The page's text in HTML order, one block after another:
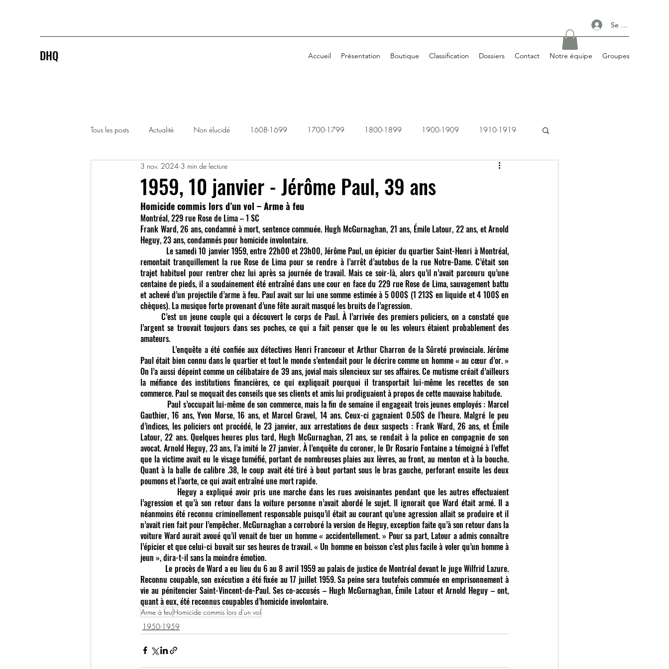
Se connecter
DHQ Accueil Présentation Boutique Classification Dossiers Contact Notre équipe Groupes
Tous les posts Actualité Non élucidé 1608-1699 1700-1799 1800-1899 1900-1909 1910-1919
1920-1929 1930-1939 1940-1949
1990-1999 2000-2009 2010-2019 2020-2029
1959, 10 janvier - Jérôme Paul, 39 ans
3 nov. 2024 3 min de lecture
Homicide commis lors d’un vol – Arme à feu
Montréal, 229 rue Rose de Lima – 1 SC
Frank Ward, 26 ans, condamné à mort, sentence commuée. Hugh McGurnaghan, 21 ans, Émile Latour, 22 ans, et Arnold
Heguy, 23 ans, condamnés pour homicide involontaire.
Le samedi 10 janvier 1959, entre 22h00 et 23h00, Jérôme Paul, un épicier du quartier Saint-Henri à Montréal,
remontait tranquillement la rue Rose de Lima pour se rendre à l’arrêt d’autobus de la rue Notre-Dame. C’était son
trajet habituel pour rentrer chez lui après sa journée de travail. Mais ce soir-là, alors qu’il n’avait parcouru qu’une
centaine de pieds, il a soudainement été entraîné dans une cour en face du 229 rue Rose de Lima, sauvagement battu
et achevé d’un projectile d’arme à feu. Paul avait sur lui une somme estimée à 5 000$ (1 213$ en liquide et 4 100$ en
chèques). La musique forte provenant d’une fête aurait masqué les bruits de l’agression.
l’argent se trouvait toujours dans ses poches, ce qui a fait penser que le ou les voleurs étaient probablement des
amateurs.
L’enquête a été confiée aux détectives Henri Francoeur et Arthur Charron de la Sûreté provinciale. Jérôme
Paul était bien connu dans le quartier et tout le monde s’entendait pour le décrire comme un homme « au cœur d’or. »
On l’a aussi dépeint comme un célibataire de 39 ans, jovial mais silencieux sur ses affaires. Ce mutisme créait d’ailleurs
la méfiance des institutions financières, ce qui expliquait pourquoi il transportait lui-même les recettes de son
commerce. Paul se moquait des conseils que ses clients et amis lui prodiguaient à propos de cette mauvaise habitude.
Paul s’occupait lui-même de son commerce, mais la fin de semaine il engageait trois jeunes employés : Marcel
Gauthier, 16 ans, Yvon Morse, 16 ans, et Marcel Gravel, 14 ans. Ceux-ci gagnaient 0.50$ de l’heure. Malgré le peu
d’indices, les policiers ont procédé, le 23 janvier, aux arrestations de deux suspects : Frank Ward, 26 ans, et Émile
Latour, 22 ans. Quelques heures plus tard, Hugh McGurnaghan, 21 ans, se rendait à la police en compagnie de son
avocat. Arnold Heguy, 23 ans, l’a imité le 27 janvier. À l’enquête du coroner, le Dr Rosario Fontaine a témoigné à l’effet
que la victime avait eu le visage tuméfié, portant de nombreuses plaies aux lèvres, au front, au menton et à la bouche.
Quant à la balle de calibre .38, le coup avait été tiré à bout portant sous le bras gauche, perforant ensuite les deux
poumons et l’aorte, ce qui avait entraîné une mort rapide.
Heguy a expliqué avoir pris une marche dans les rues avoisinantes pendant que les autres effectuaient
l’agression et qu’à son retour dans la voiture personne n’avait abordé le sujet. Il ignorait que Ward était armé. Il a
néanmoins été reconnu criminellement responsable puisqu’il était au courant qu’une agression allait se produire et il
n’avait rien fait pour l’empêcher. McGurnaghan a corroboré la version de Heguy, exception faite qu’à son retour dans la
voiture Ward aurait avoué qu’il venait de tuer un homme « accidentellement. » Pour sa part, Latour a admis connaître
l’épicier et que celui-ci buvait sur ses heures de travail. « Un homme en boisson c’est plus facile à voler qu’un homme à
jeun », dira-t-il sans la moindre émotion.
Le procès de Ward a eu lieu du 6 au 8 avril 1959 au palais de justice de Montréal devant le juge Wilfrid Lazure.
Reconnu coupable, son exécution a été fixée au 17 juillet 1959. Sa peine sera toutefois commuée en emprisonnement à
vie au pénitencier Saint-Vincent-de-Paul. Ses co-accusés – Hugh McGurnaghan, Émile Latour et Arnold Heguy – ont,
quant à eux, été reconnus coupables d’homicide involontaire.
Arme à feu Homicide commis lors d'un vol
1950-1959